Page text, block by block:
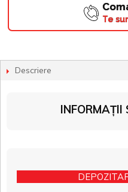
Te
Descriere
INFORMAȚII